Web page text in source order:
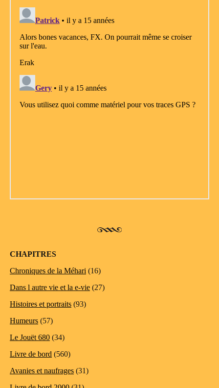
CHAPITRES
Chroniques de la Méhari (16)
Dans l autre vie et la e-vie (27)
Histoires et portraits (93)
Humeurs (57)
Le Jouët 680 (34)
Livre de bord (560)
Avanies et naufrages (31)